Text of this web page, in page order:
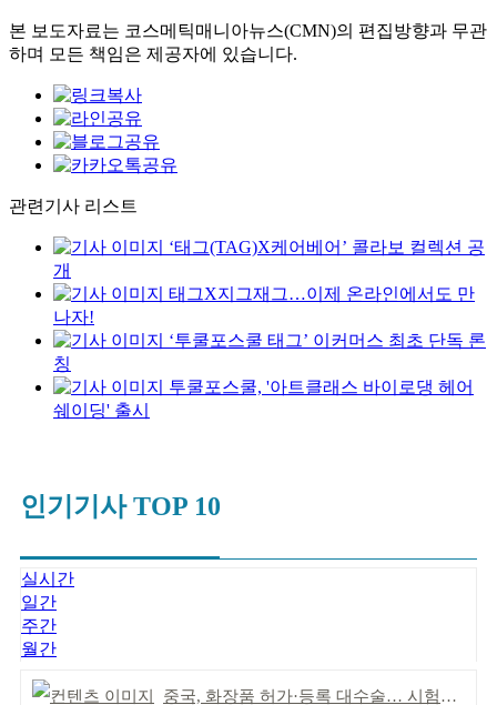
본 보도자료는 코스메틱매니아뉴스(CMN)의 편집방향과 무관
하며 모든 책임은 제공자에 있습니다.
관련기사 리스트
‘태그(TAG)X케어베어’ 콜라보 컬렉션 공
개
태그X지그재그…이제 온라인에서도 만
나자!
‘투쿨포스쿨 태그’ 이커머스 최초 단독 론
칭
투쿨포스쿨, '아트클래스 바이로댕 헤어
쉐이딩' 출시
인기기사 TOP 10
실시간
일간
주간
월간
중국, 화장품 허가·등록 대수술… 시험자료 공용 허용